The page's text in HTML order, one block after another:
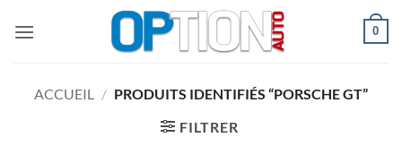
0
ACCUEIL / PRODUITS IDENTIFIÉS “PORSCHE GT”
FILTRER